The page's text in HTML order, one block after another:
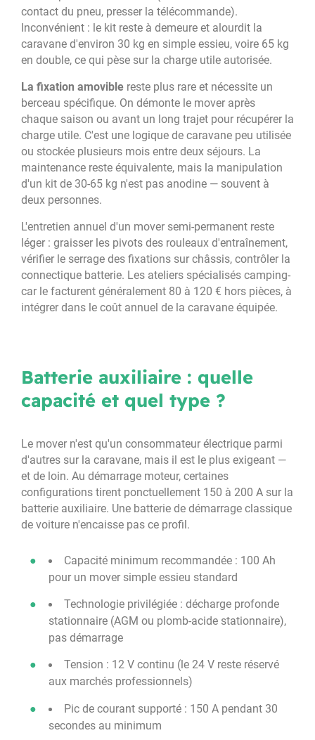
contact du pneu, presser la télécommande).
Inconvénient : le kit reste à demeure et alourdit la
caravane d'environ 30 kg en simple essieu, voire 65 kg
en double, ce qui pèse sur la charge utile autorisée.
La fixation amovible reste plus rare et nécessite un
berceau spécifique. On démonte le mover après
chaque saison ou avant un long trajet pour récupérer la
charge utile. C'est une logique de caravane peu utilisée
ou stockée plusieurs mois entre deux séjours. La
maintenance reste équivalente, mais la manipulation
d'un kit de 30-65 kg n'est pas anodine — souvent à
deux personnes.
L'entretien annuel d'un mover semi-permanent reste
léger : graisser les pivots des rouleaux d'entraînement,
vérifier le serrage des fixations sur châssis, contrôler la
connectique batterie. Les ateliers spécialisés camping-
car le facturent généralement 80 à 120 € hors pièces, à
intégrer dans le coût annuel de la caravane équipée.
Batterie auxiliaire : quelle
capacité et quel type ?
Le mover n'est qu'un consommateur électrique parmi
d'autres sur la caravane, mais il est le plus exigeant —
et de loin. Au démarrage moteur, certaines
configurations tirent ponctuellement 150 à 200 A sur la
batterie auxiliaire. Une batterie de démarrage classique
de voiture n'encaisse pas ce profil.
Capacité minimum recommandée : 100 Ah
pour un mover simple essieu standard
Technologie privilégiée : décharge profonde
stationnaire (AGM ou plomb-acide stationnaire),
pas démarrage
Tension : 12 V continu (le 24 V reste réservé
aux marchés professionnels)
Pic de courant supporté : 150 A pendant 30
secondes au minimum